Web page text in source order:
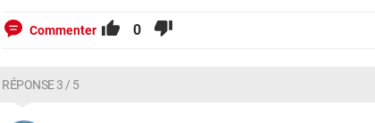
Commenter 0
RÉPONSE 3 / 5